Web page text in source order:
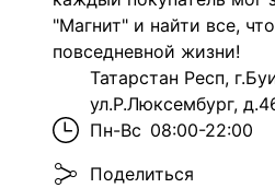
"Магнит" и найти все,
повседневной жизни!
Татарстан Респ,
ул.Р.Люксембург,
Пн-Вс 08:00-22:00
Поделиться